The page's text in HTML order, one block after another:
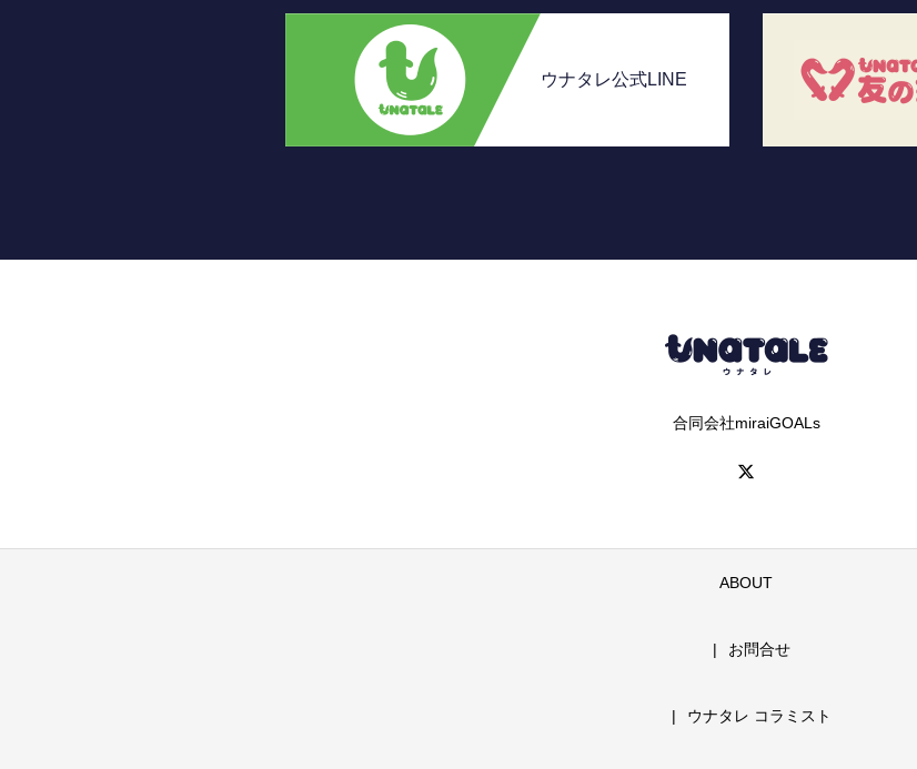
ウナタレ公式LINE
合同会社miraiGOALs
ABOUT
お問合せ
ウナタレ コラミスト